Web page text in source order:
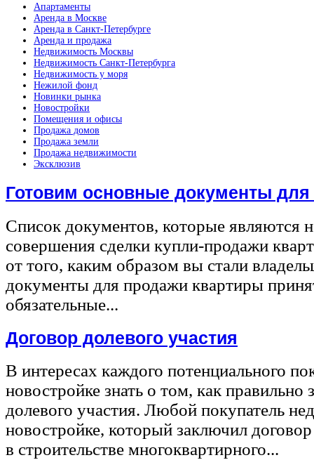
Апартаменты
Аренда в Москве
Аренда в Санкт-Петербурге
Аренда и продажа
Недвижимость Москвы
Недвижимость Санкт-Петербурга
Недвижимость у моря
Нежилой фонд
Новинки рынка
Новостройки
Помещения и офисы
Продажа домов
Продажа земли
Продажа недвижимости
Эксклюзив
Готовим основные документы
Список документов, которые являются
совершения сделки купли-продажи
от того, каким образом вы стали
документы для продажи квартиры
обязательные...
Договор долевого участия
В интересах каждого потенциального
новостройке знать о том, как правильно
долевого участия. Любой покупатель
новостройке, который заключил
в строительстве многоквартирного...